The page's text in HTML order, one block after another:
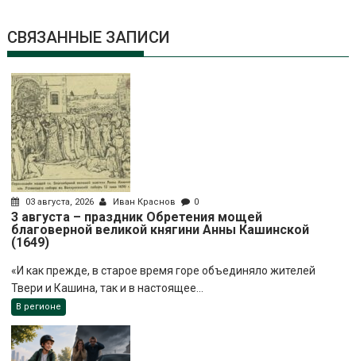
СВЯЗАННЫЕ ЗАПИСИ
03 августа, 2026 Иван Краснов 0
3 августа – праздник Обретения мощей
благоверной великой княгини Анны Кашинской
(1649)
«И как прежде, в старое время горе объединяло жителей
Твери и Кашина, так и в настоящее...
В регионе